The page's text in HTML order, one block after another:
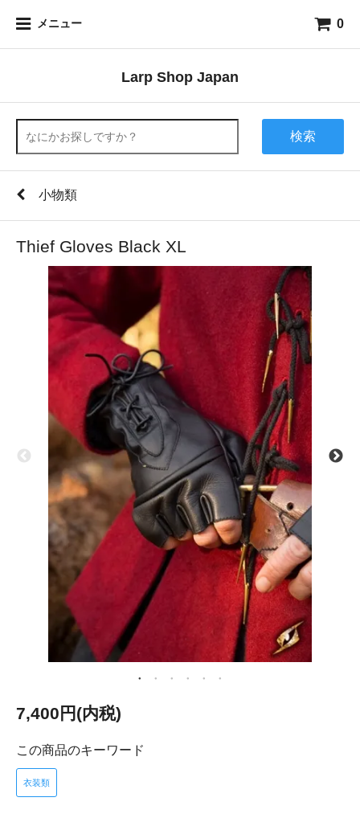
メニュー 0
Larp Shop Japan
検索
小物類
Thief Gloves Black XL
7,400円(内税)
この商品のキーワード
衣装類